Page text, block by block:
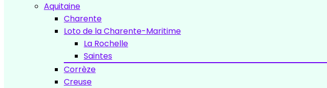
Aquitaine
Charente
Loto de la Charente-Maritime
La Rochelle
Saintes
Corrèze
Creuse